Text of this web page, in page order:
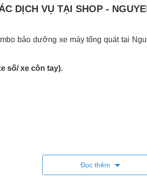
DỊCH VỤ TẠI SHOP -
bảo dưỡng xe máy tổng quát tại
số/ xe côn tay).
Đọc thêm